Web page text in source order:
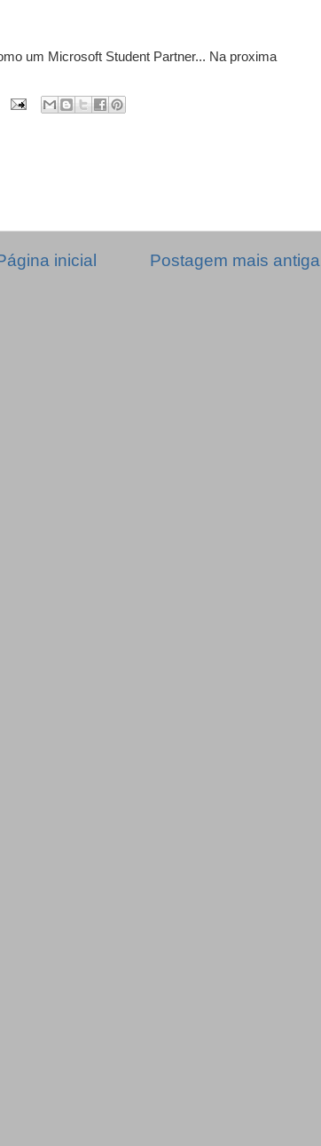
um Microsoft Student Partner... Na proxima
Postagem mais antiga
inicial